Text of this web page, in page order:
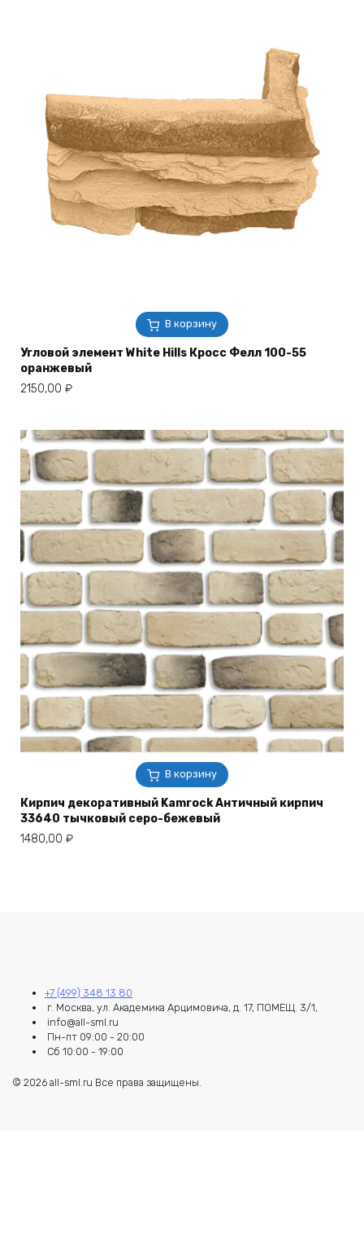
В корзину
Угловой элемент White Hills Кросс Фелл 100-55
оранжевый
2150,00 ₽
В корзину
Кирпич декоративный Kamrock Античный кирпич
33640 тычковый серо-бежевый
1480,00 ₽
+7 (499) 348 13 80
г. Москва, ул. Академика Арцимовича, д. 17, ПОМЕЩ. 3/1,
info@all-sml.ru
Пн-пт 09:00 - 20:00
Сб 10:00 - 19:00
© 2026 all-sml.ru Все права защищены.